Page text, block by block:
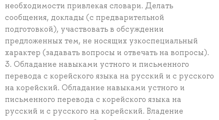
необходимости привлекая словари. Делать
сообщения, доклады (с предварительной
подготовкой), участвовать в обсуждении
предложенных тем, не носящих узкоспециальный
характер (задавать вопросы и отвечать на вопросы).
3. Обладание навыками устного и письменного
перевода с корейского языка на русский и с русского
на корейский. Обладание навыками устного и
письменного перевода с корейского языка на
русский и с русского на корейский. Владение